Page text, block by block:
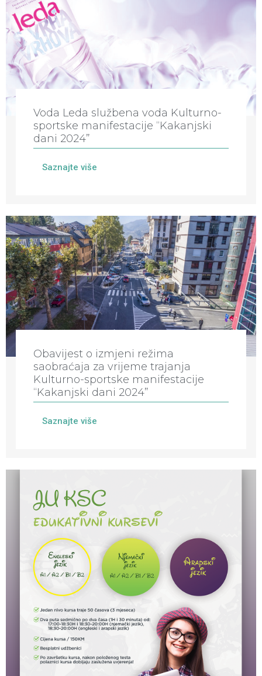
Voda Leda službena voda Kulturno-
sportske manifestacije “Kakanjski
dani 2024”
Saznajte više
Obavijest o izmjeni režima
saobraćaja za vrijeme trajanja
Kulturno-sportske manifestacije
“Kakanjski dani 2024”
Saznajte više